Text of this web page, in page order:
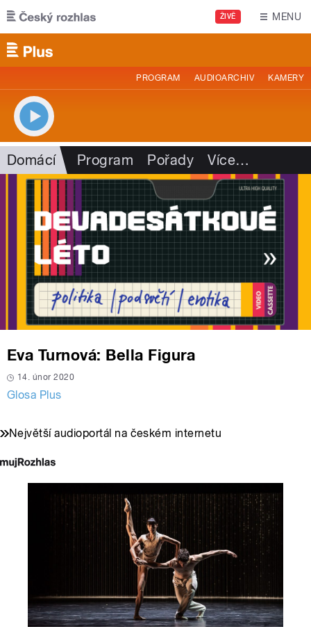
Přejít k hlavnímu obsahu
ŽIVĚ MENU
PROGRAM AUDIOARCHIV KAMERY
Domácí Program Pořady Více…
Eva Turnová: Bella Figura
14. únor 2020
Glosa Plus
Největší audioportál na českém internetu